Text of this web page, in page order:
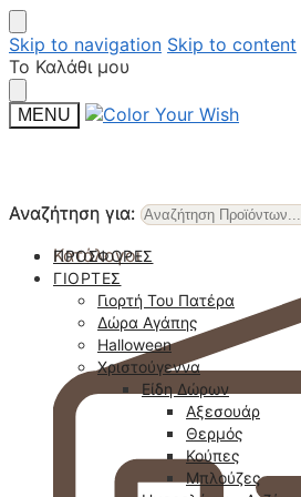
Skip to navigation Skip to content
Το Καλάθι μου
MENU
Αναζήτηση για:
Κατάλογοι
Αναζήτηση για:
ΠΡΟΣΦΟΡΈΣ
ΓΙΟΡΤΈΣ
Γιορτή Του Πατέρα
Δώρα Αγάπης
Halloween
Χριστούγεννα
Είδη Δώρων
Αξεσουάρ
Θερμός
Κούπες
Μπλούζες